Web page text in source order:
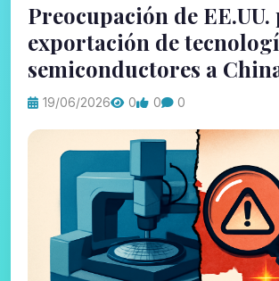
Preocupación de
exportación de
semiconductores a
19/06/2026 0 0 0